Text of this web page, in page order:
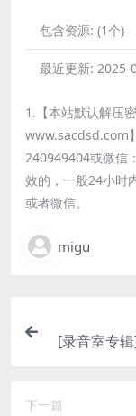
包含资源: (1个)
最近更新: 2025-
1.【本站默认解压
www.sacdsd.com
240949404或微信
效的，一般24小时
或者微信。
migu
[录音室专
下一篇